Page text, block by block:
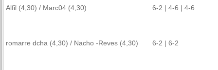
Alfil (4,30) / Marc04 (4,30) 6-2 | 4-6 | 4-6
romarre dcha (4,30) / Nacho -Reves (4,30) 6-2 | 6-2